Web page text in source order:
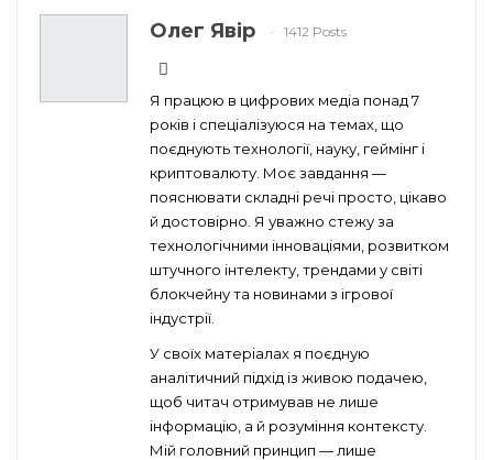
Олег Явір 1412 Posts
Я працюю в цифрових медіа понад 7
років і спеціалізуюся на темах, що
поєднують технології, науку, геймінг і
криптовалюту. Моє завдання —
пояснювати складні речі просто, цікаво
й достовірно. Я уважно стежу за
технологічними інноваціями, розвитком
штучного інтелекту, трендами у світі
блокчейну та новинами з ігрової
індустрії.
У своїх матеріалах я поєдную
аналітичний підхід із живою подачею,
щоб читач отримував не лише
інформацію, а й розуміння контексту.
Мій головний принцип — лише